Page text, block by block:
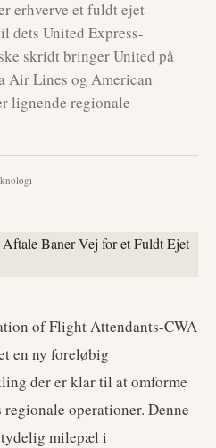
erhverve et fuldt ejet
dets United Express-
skridt bringer United på
Air Lines og American
lignende regionale
of Flight Attendants-CWA
en ny foreløbig
der er klar til at omforme
operationer. Denne
milepæl i